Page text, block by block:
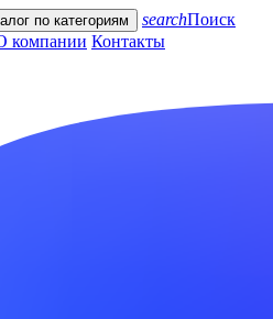
по категориям searchПоиск
компании Контакты